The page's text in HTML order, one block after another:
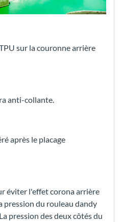
sur la couronne arrière
anti-collante.
après le placage
éviter l'effet corona arrière
pression du rouleau dandy
pression des deux côtés du